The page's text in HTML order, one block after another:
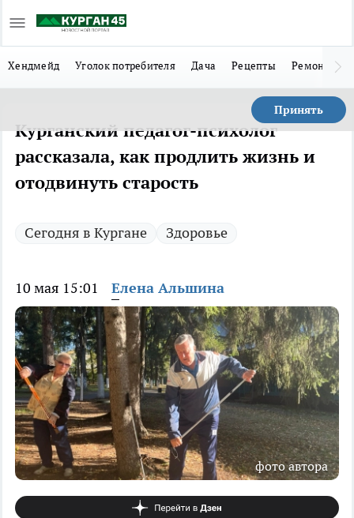
Хендмейд Уголок потребителя Дача Рецепты Ремонт
Принять
Курганский педагог-психолог
рассказала, как продлить жизнь и
отодвинуть старость
Сегодня в Кургане Здоровье
10 мая 15:01 Елена Альшина
фото автора